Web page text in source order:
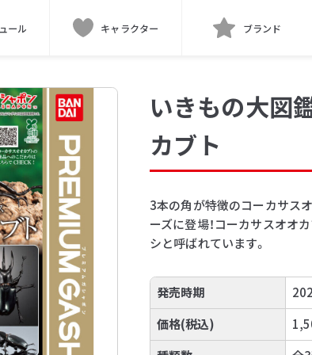
ール キャラクター ブランド
いきもの大図
カブト
3本の角が特徴のコーカサス
ーズに登場！コーカサスオオ
シと呼ばれています。
発売時期
価格(税込)